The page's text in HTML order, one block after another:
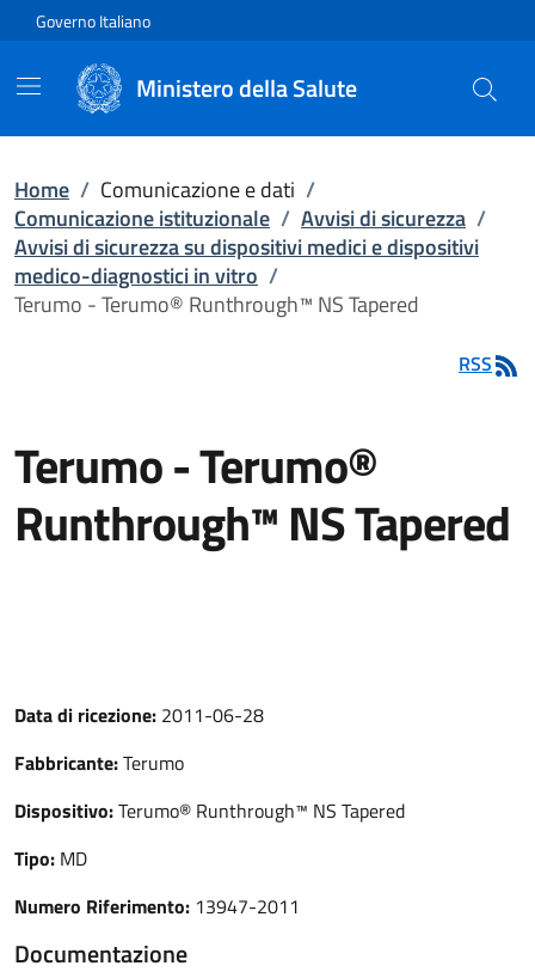
Vai direttamente al contenuto
Governo Italiano
Ministero della Salute
Home / Comunicazione e dati /
Comunicazione istituzionale / Avvisi di sicurezza /
Avvisi di sicurezza su dispositivi medici e dispositivi
medico-diagnostici in vitro /
Terumo - Terumo® Runthrough™ NS Tapered
RSS
Terumo - Terumo®
Runthrough™ NS Tapered
Data di ricezione: 2011-06-28
Fabbricante:Terumo
Dispositivo:Terumo® Runthrough™ NS Tapered
Tipo: MD
Numero Riferimento: 13947-2011
Documentazione